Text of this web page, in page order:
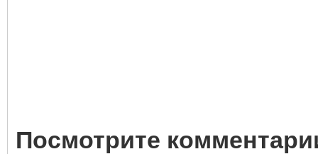
Посмотрите